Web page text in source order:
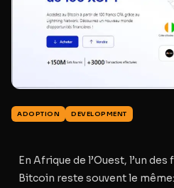
ADOPTION DEVELOPMENT
En Afrique de l’Ouest, l’un
Bitcoin reste souvent le